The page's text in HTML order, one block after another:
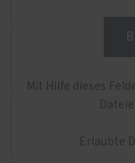
Mit Hilfe dieses
Erlaubte